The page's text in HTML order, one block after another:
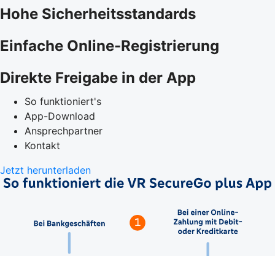
Hohe Sicherheitsstandards
Einfache Online-Registrierung
Direkte Freigabe in der App
So funktioniert's
App-Download
Ansprechpartner
Kontakt
Jetzt herunterladen